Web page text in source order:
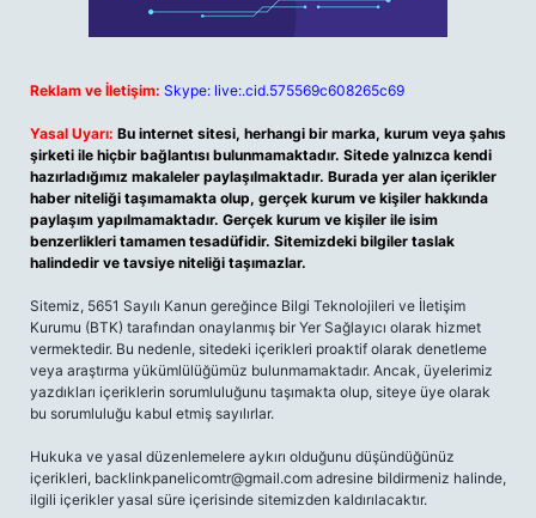
Reklam ve İletişim: Skype: live:.cid.575569c608265c69
Yasal Uyarı: Bu internet sitesi, herhangi bir marka, kurum veya şahıs
şirketi ile hiçbir bağlantısı bulunmamaktadır. Sitede yalnızca kendi
hazırladığımız makaleler paylaşılmaktadır. Burada yer alan içerikler
haber niteliği taşımamakta olup, gerçek kurum ve kişiler hakkında
paylaşım yapılmamaktadır. Gerçek kurum ve kişiler ile isim
benzerlikleri tamamen tesadüfidir. Sitemizdeki bilgiler taslak
halindedir ve tavsiye niteliği taşımazlar.
Sitemiz, 5651 Sayılı Kanun gereğince Bilgi Teknolojileri ve İletişim
Kurumu (BTK) tarafından onaylanmış bir Yer Sağlayıcı olarak hizmet
vermektedir. Bu nedenle, sitedeki içerikleri proaktif olarak denetleme
veya araştırma yükümlülüğümüz bulunmamaktadır. Ancak, üyelerimiz
yazdıkları içeriklerin sorumluluğunu taşımakta olup, siteye üye olarak
bu sorumluluğu kabul etmiş sayılırlar.
Hukuka ve yasal düzenlemelere aykırı olduğunu düşündüğünüz
içerikleri, backlinkpanelicomtr@gmail.com adresine bildirmeniz halinde,
ilgili içerikler yasal süre içerisinde sitemizden kaldırılacaktır.